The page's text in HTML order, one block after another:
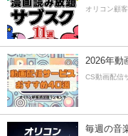
オリコン顧
2026年動
CS動画配信
毎週の音